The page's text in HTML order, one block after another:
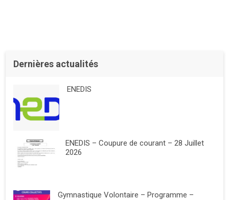
Dernières actualités
ENEDIS
ENEDIS – Coupure de courant – 28 Juillet
2026
Gymnastique Volontaire – Programme –